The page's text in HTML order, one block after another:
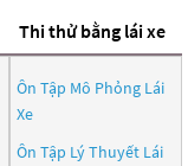
Thi thử bằng lái xe
Ôn Tập Mô Phỏng Lái
Xe
Ôn Tập Lý Thuyết Lái